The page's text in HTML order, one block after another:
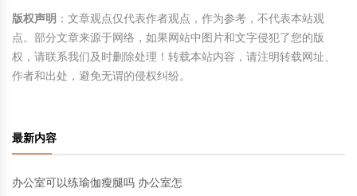
版权声明 ：文章观点仅代表作者观点，作为参考，不代表本站观
点。部分文章来源于网络，如果网站中图片和文字侵犯了您的版
权，请联系我们及时删除处理！转载本站内容，请注明转载网址、
作者和出处，避免无谓的侵权纠纷。
最新内容
办公室可以练瑜伽瘦腿吗 办公室怎